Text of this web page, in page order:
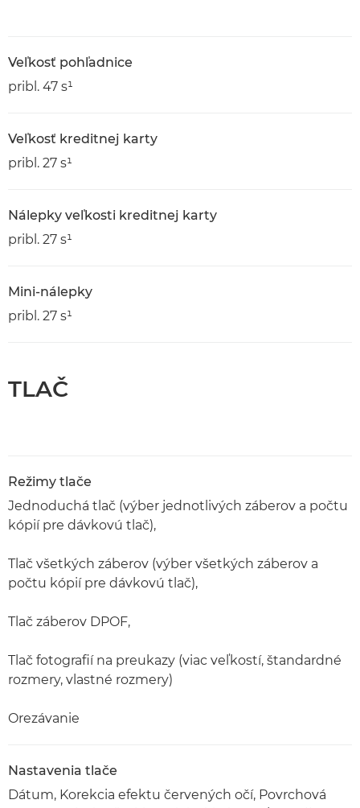
Veľkosť pohľadnice
pribl. 47 s¹
Veľkosť kreditnej karty
pribl. 27 s¹
Nálepky veľkosti kreditnej karty
pribl. 27 s¹
Mini-nálepky
pribl. 27 s¹
TLAČ
Režimy tlače
Jednoduchá tlač (výber jednotlivých záberov a počtu
kópií pre dávkovú tlač),
Tlač všetkých záberov (výber všetkých záberov a
počtu kópií pre dávkovú tlač),
Tlač záberov DPOF,
Tlač fotografií na preukazy (viac veľkostí, štandardné
rozmery, vlastné rozmery)
Orezávanie
Nastavenia tlače
Dátum, Korekcia efektu červených očí, Povrchová